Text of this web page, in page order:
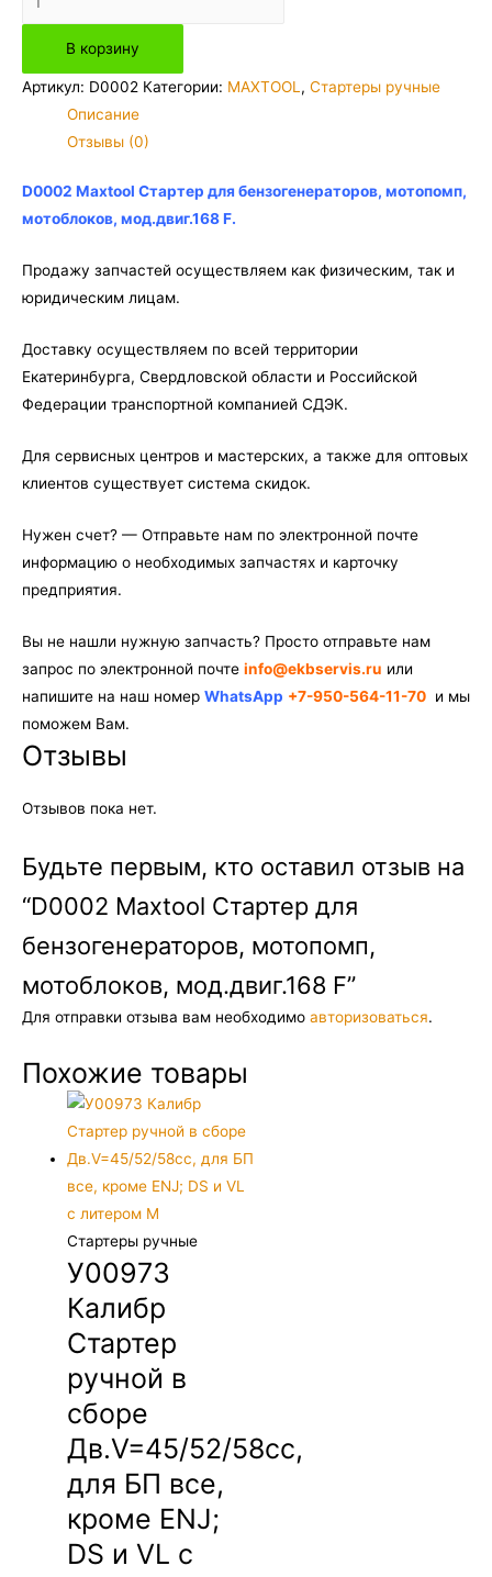
товара
D0002
Maxtool
мотопомп,
мотоблоков,
F
В корзину
Артикул: D0002 Категории: MAXTOOL , Стартеры ручные
Описание
Отзывы (0)
D0002 Maxtool Стартер для бензогенераторов, мотопомп,
мотоблоков, мод.двиг.168 F.
Продажу запчастей осуществляем как физическим, так и
юридическим лицам.
Доставку осуществляем по всей территории
Екатеринбурга, Свердловской области и Российской
Федерации транспортной компанией СДЭК.
Для сервисных центров и мастерских, а также для оптовых
клиентов существует система скидок.
Нужен счет? — Отправьте нам по электронной почте
информацию о необходимых запчастях и карточку
предприятия.
Вы не нашли нужную запчасть? Просто отправьте нам
запрос по электронной почте info@ekbservis.ru или
напишите на наш номер WhatsApp +7-950-564-11-70 и мы
поможем Вам.
Отзывы
Отзывов пока нет.
Будьте первым, кто оставил отзыв на
“D0002 Maxtool Стартер для
бензогенераторов, мотопомп,
мотоблоков, мод.двиг.168 F”
Для отправки отзыва вам необходимо авторизоваться.
Похожие товары
Стартеры ручные
У00973
Калибр
Стартер
ручной в
сборе
Дв.V=45/52/58сс,
для БП все,
кроме ENJ;
DS и VL c